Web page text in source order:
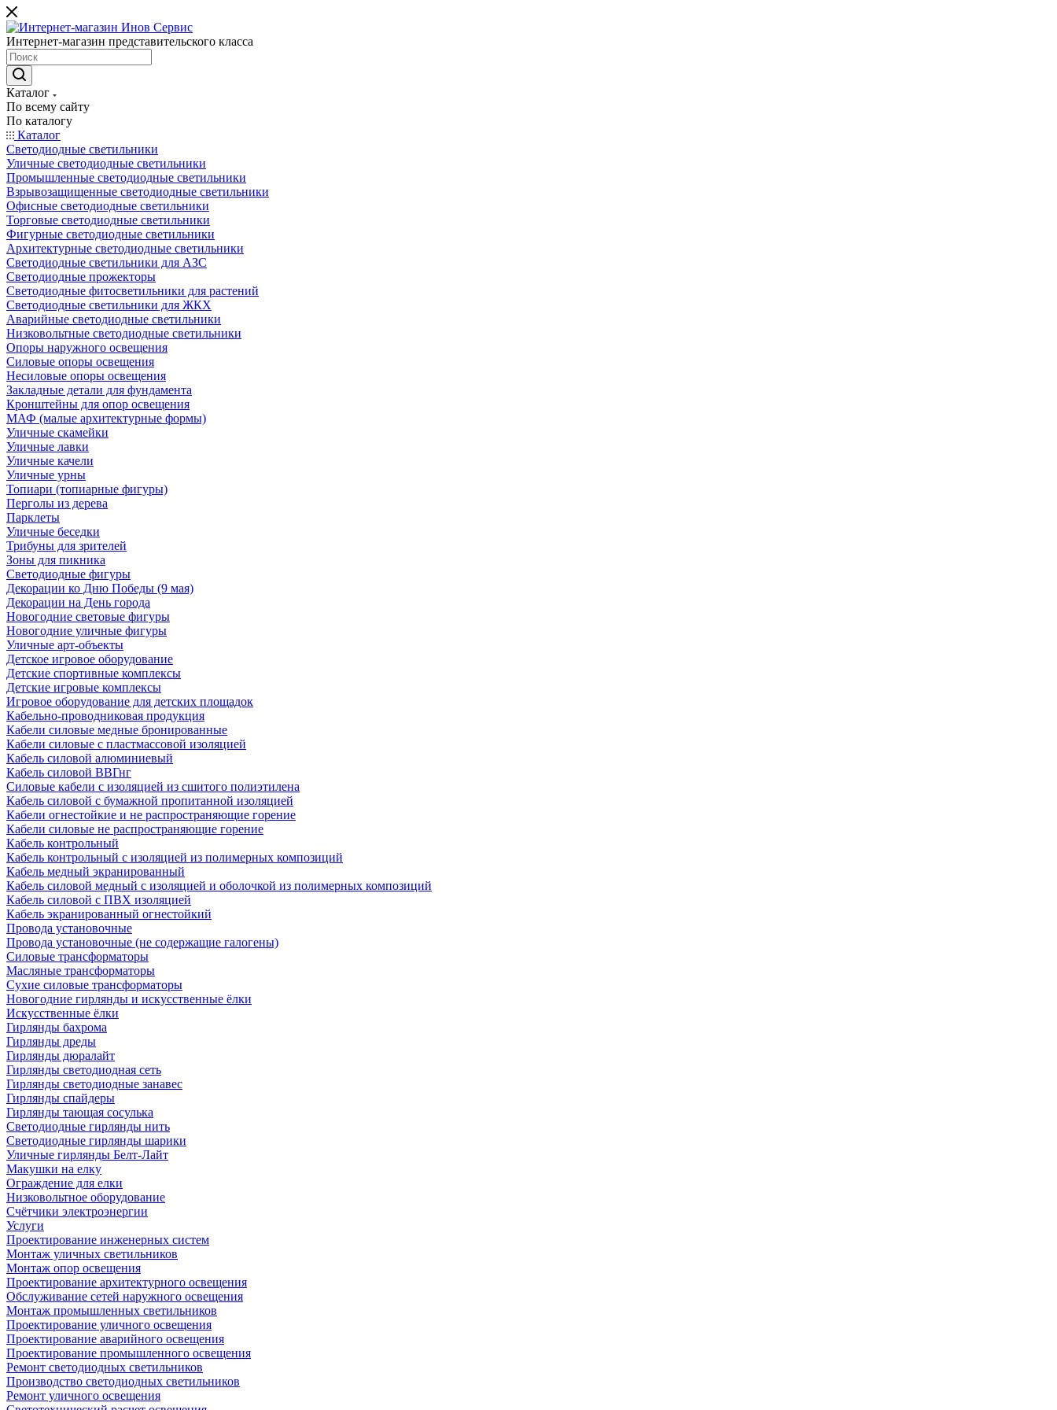
Интернет-магазин представительского класса
Каталог
По всему сайту
По каталогу
Каталог
Светодиодные светильники
Уличные светодиодные светильники
Промышленные светодиодные светильники
Взрывозащищенные светодиодные светильники
Офисные светодиодные светильники
Торговые светодиодные светильники
Фигурные светодиодные светильники
Архитектурные светодиодные светильники
Светодиодные светильники для АЗС
Светодиодные прожекторы
Светодиодные фитосветильники для растений
Светодиодные светильники для ЖКХ
Аварийные светодиодные светильники
Низковольтные светодиодные светильники
Опоры наружного освещения
Силовые опоры освещения
Несиловые опоры освещения
Закладные детали для фундамента
Кронштейны для опор освещения
МАФ (малые архитектурные формы)
Уличные скамейки
Уличные лавки
Уличные качели
Уличные урны
Топиари (топиарные фигуры)
Перголы из дерева
Парклеты
Уличные беседки
Трибуны для зрителей
Зоны для пикника
Светодиодные фигуры
Декорации ко Дню Победы (9 мая)
Декорации на День города
Новогодние световые фигуры
Новогодние уличные фигуры
Уличные арт-объекты
Детское игровое оборудование
Детские спортивные комплексы
Детские игровые комплексы
Игровое оборудование для детских площадок
Кабельно-проводниковая продукция
Кабели силовые медные бронированные
Кабели силовые с пластмассовой изоляцией
Кабель силовой алюминиевый
Кабель силовой ВВГнг
Силовые кабели с изоляцией из сшитого полиэтилена
Кабель силовой с бумажной пропитанной изоляцией
Кабели огнестойкие и не распространяющие горение
Кабели силовые не распространяющие горение
Кабель контрольный
Кабель контрольный с изоляцией из полимерных композиций
Кабель медный экранированный
Кабель силовой медный с изоляцией и оболочкой из полимерных композиций
Кабель силовой с ПВХ изоляцией
Кабель экранированный огнестойкий
Провода установочные
Провода установочные (не содержащие галогены)
Силовые трансформаторы
Масляные трансформаторы
Сухие силовые трансформаторы
Новогодние гирлянды и искусственные ёлки
Искусственные ёлки
Гирлянды бахрома
Гирлянды дреды
Гирлянды дюралайт
Гирлянды светодиодная сеть
Гирлянды светодиодные занавес
Гирлянды спайдеры
Гирлянды тающая сосулька
Светодиодные гирлянды нить
Светодиодные гирлянды шарики
Уличные гирлянды Белт-Лайт
Макушки на елку
Ограждение для елки
Низковольтное оборудование
Счётчики электроэнергии
Услуги
Проектирование инженерных систем
Монтаж уличных светильников
Монтаж опор освещения
Проектирование архитектурного освещения
Обслуживание сетей наружного освещения
Монтаж промышленных светильников
Проектирование уличного освещения
Проектирование аварийного освещения
Проектирование промышленного освещения
Ремонт светодиодных светильников
Производство светодиодных светильников
Ремонт уличного освещения